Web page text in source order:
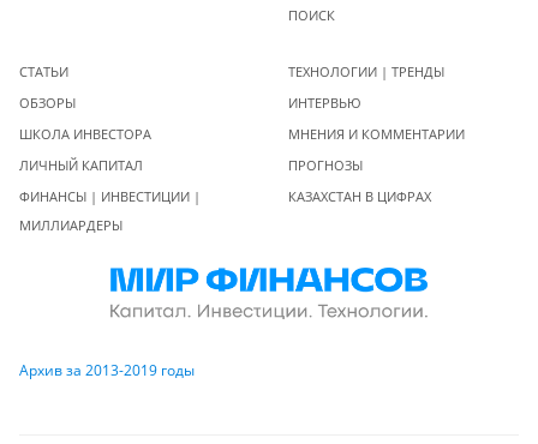
ПОИСК
СТАТЬИ
ОБЗОРЫ
ШКОЛА ИНВЕСТОРА
ЛИЧНЫЙ КАПИТАЛ
ФИНАНСЫ | ИНВЕСТИЦИИ |
МИЛЛИАРДЕРЫ
ТЕХНОЛОГИИ | ТРЕНДЫ
ИНТЕРВЬЮ
МНЕНИЯ И КОММЕНТАРИИ
ПРОГНОЗЫ
КАЗАХСТАН В ЦИФРАХ
Архив за 2013-2019 годы